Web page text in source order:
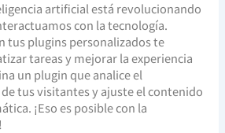
artificial está revolucionando
con la tecnología.
tus plugins personalizados te
tareas y mejorar la experiencia
un plugin que analice el
tus visitantes y ajuste el contenido
¡Eso es posible con la